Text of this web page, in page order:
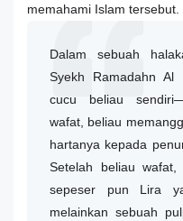
memahami Islam tersebut.
Dalam sebuah
Syekh Ramadahn
cucu beliau
wafat, beliau
hartanya kepada
Setelah beliau
sepeser pun Lira
melainkan sebuah